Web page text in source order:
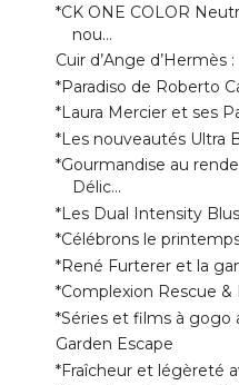
*CK ONE COLOR
nou...
Cuir d’Ange
*Paradiso de Roberto
*Laura Mercier et ses
*Les nouveautés Ultra
*Gourmandise au
Délic...
*Les Dual Intensity
*Célébrons le
*René Furterer et la
*Complexion Rescue
*Séries et films à gogo
Garden Escape
*Fraîcheur et légèreté